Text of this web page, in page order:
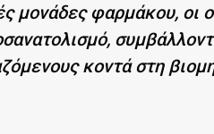
μονάδες φαρμάκου, οι
κοντά στη